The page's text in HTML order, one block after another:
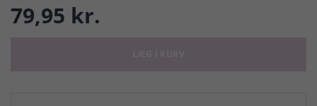
79,95 kr.